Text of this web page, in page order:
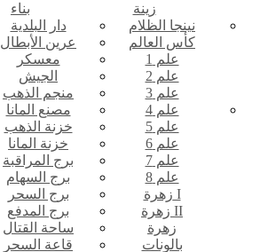
بناء
دار البلدية
عرين الأبطال
معسكر
الجيش
منجم الذهب
مصنع المانا
خزنة الذهب
خزنة المانا
برج المراقبة
برج السهام
برج السحر
برج المدفع
ساحة القتال
قاعة السحر
زينة
نينجا الظلام
كأس العالم
علم 1
علم 2
علم 3
علم 4
علم 5
علم 6
علم 7
علم 8
زهرة I
زهرة II
زهرة
بالونات